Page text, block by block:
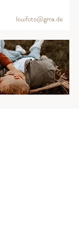
louifoto@gmx.de